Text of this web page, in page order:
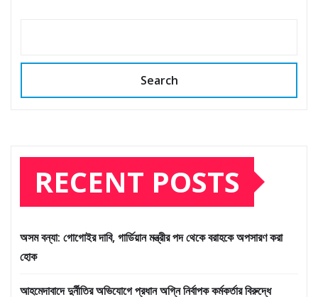
Search
RECENT POSTS
অসম বন্যা: গোগোইর দাবি, গার্ডিয়ান মন্ত্রীর পদ থেকে বরাহকে অপসারণ করা
হোক
আহমেদাবাদে দুর্নীতির অভিযোগে প্রধান অগ্নি নির্বাপক কর্মকর্তার বিরুদ্ধে